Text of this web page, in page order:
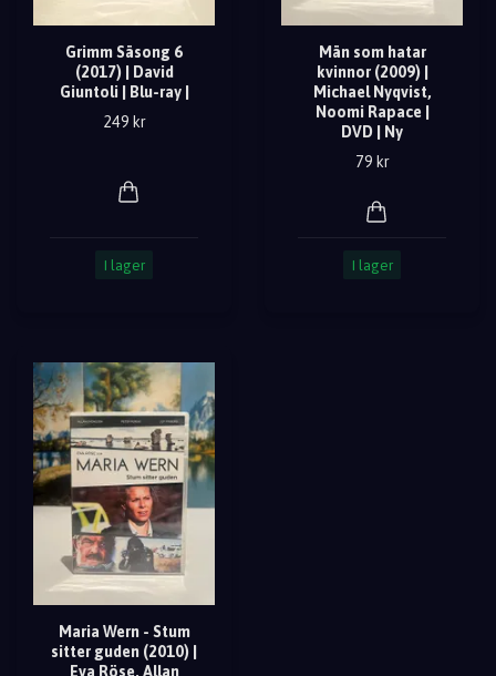
Grimm Säsong 6
(2017) | David
Giuntoli | Blu-ray |
249 kr
I lager
Män som hatar
kvinnor (2009) |
Michael Nyqvist,
Noomi Rapace |
DVD | Ny
79 kr
I lager
Maria Wern - Stum
sitter guden (2010) |
Eva Röse, Allan